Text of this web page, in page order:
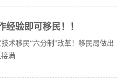
验即可移民！！
术移民“六分制”改革！移民局做出
满...